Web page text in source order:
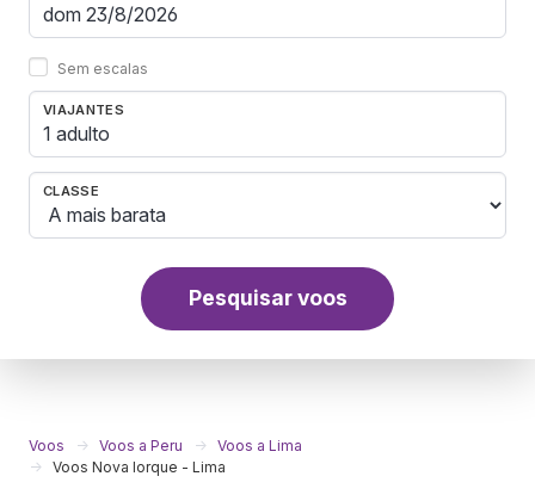
Sem escalas
VIAJANTES
1 adulto
CLASSE
Pesquisar voos
Voos Voos a Peru
Voos a Lima
Voos Nova Iorque - Lima